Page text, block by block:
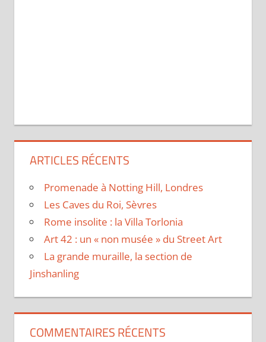
ARTICLES RÉCENTS
Promenade à Notting Hill, Londres
Les Caves du Roi, Sèvres
Rome insolite : la Villa Torlonia
Art 42 : un « non musée » du Street Art
La grande muraille, la section de
Jinshanling
COMMENTAIRES RÉCENTS